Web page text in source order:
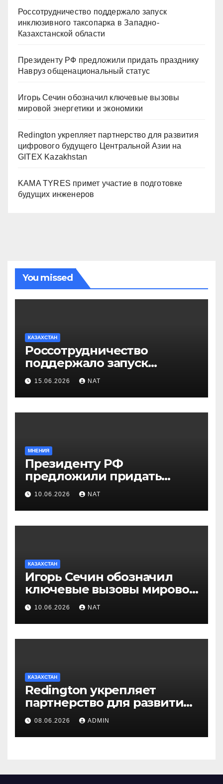
Россотрудничество поддержало запуск
инклюзивного таксопарка в Западно-
Казахстанской области
Президенту РФ предложили придать празднику
Навруз общенациональный статус
Игорь Сечин обозначил ключевые вызовы
мировой энергетики и экономики
Redington укрепляет партнерство для развития
цифрового будущего Центральной Азии на
GITEX Kazakhstan
KAMA TYRES примет участие в подготовке
будущих инженеров
You missed
КАЗАХСТАН
Россотрудничество
поддержало запуск
инклюзивного таксопарка в
Западно-Казахстанской
области
15.06.2026 NAT
МНЕНИЯ
Президенту РФ
предложили придать
празднику Навруз
общенациональный статус
10.06.2026 NAT
КАЗАХСТАН
Игорь Сечин обозначил
ключевые вызовы мировой
энергетики и экономики
10.06.2026 NAT
КАЗАХСТАН
Redington укрепляет
партнерство для развития
цифрового будущего
Центральной Азии на
GITEX Kazakhstan
08.06.2026 ADMIN